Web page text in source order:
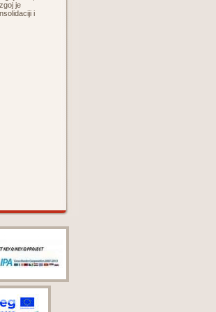
je
i